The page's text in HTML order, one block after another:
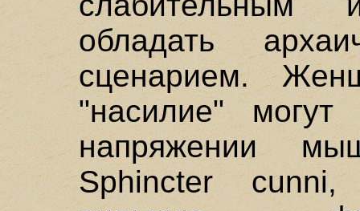
обладать
сценарием.
"насилие"
напряжении
Sphincter